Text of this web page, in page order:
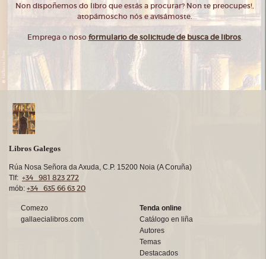
Non dispoñemos do libro que estás a procurar? Non te preocupes!,
atopámoscho nós e avisámoste.
Emprega o noso formulario de solicitude de busca de libros.
Libros Galegos
Rúa Nosa Señora da Axuda, C.P. 15200 Noia (A Coruña)
Tlf: +34 981 823 272
mób: +34 635 66 63 20
Comezo
gallaecialibros.com
Tenda online
Catálogo en liña
Autores
Temas
Destacados